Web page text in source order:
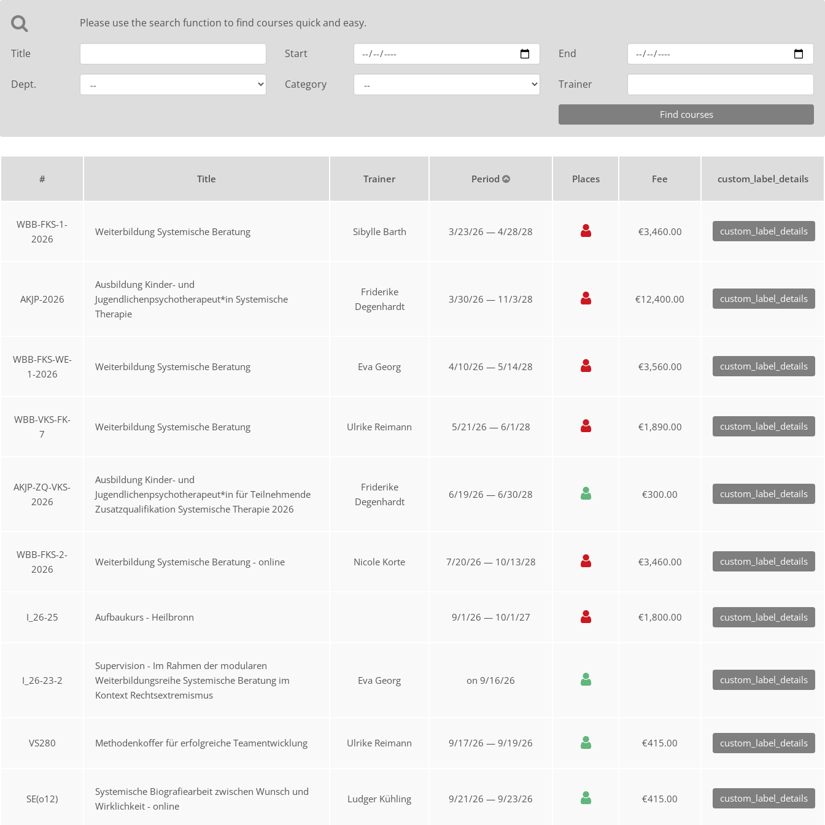
Please use the search function to find courses quick and easy.
Title Start End
Dept. Category Trainer
# Title Trainer Period Places Fee custom_label_details
WBB-FKS-1-
2026
Weiterbildung Systemische Beratung Sibylle Barth 3/23/26 — 4/28/28 €3,460.00 custom_label_details
AKJP-2026
Ausbildung Kinder- und
Jugendlichenpsychotherapeut*in Systemische
Therapie
Friderike
Degenhardt
3/30/26 — 11/3/28 €12,400.00 custom_label_details
WBB-FKS-WE-
1-2026
Weiterbildung Systemische Beratung Eva Georg 4/10/26 — 5/14/28 €3,560.00 custom_label_details
WBB-VKS-FK-
7
Weiterbildung Systemische Beratung Ulrike Reimann 5/21/26 — 6/1/28 €1,890.00 custom_label_details
AKJP-ZQ-VKS-
2026
Ausbildung Kinder- und
Jugendlichenpsychotherapeut*in für Teilnehmende
Zusatzqualifikation Systemische Therapie 2026
Friderike
Degenhardt
6/19/26 — 6/30/28 €300.00 custom_label_details
WBB-FKS-2-
2026
Weiterbildung Systemische Beratung - online Nicole Korte 7/20/26 — 10/13/28 €3,460.00 custom_label_details
I_26-25 Aufbaukurs - Heilbronn 9/1/26 — 10/1/27 €1,800.00 custom_label_details
I_26-23-2
Supervision - Im Rahmen der modularen
Weiterbildungsreihe Systemische Beratung im
Kontext Rechtsextremismus
Eva Georg on 9/16/26 custom_label_details
VS280 Methodenkoffer für erfolgreiche Teamentwicklung Ulrike Reimann 9/17/26 — 9/19/26 €415.00 custom_label_details
SE(o12)
Systemische Biografiearbeit zwischen Wunsch und
Wirklichkeit - online
Ludger Kühling 9/21/26 — 9/23/26 €415.00 custom_label_details